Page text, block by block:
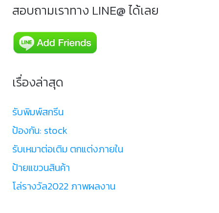
สอบถามเราทาง LINE@ ได้เลย
เรื่องล่าสุด
รับพิมพ์สกรีน
ป้องกัน: stock
รับเหมาต่อเติม ตกแต่งภายใน
ป้ายแขวนสินค้า
โล่รางวัล2022 ภาพผลงาน